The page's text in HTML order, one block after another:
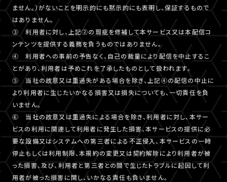
ません。）がないことを明示的にも黙示的にも表明し、保証するもので
はありません。
③ 利用者に対し、上記②の瑕疵を修補して本サービス又は本配信コ
ンテンツを提供する義務を負うものではありません。
④ 利用者への事前の予告なく、自己の裁量により配信を中止するこ
とがあり、利用者は予めこれを了承したものとして扱われます。
⑤ 当社の故意又は重過失がある場合を除き、上記④の配信の中止に
より利用者に生じたいかなる損害又は損失についても、一切責任を負
いません。
⑥ 当社の故意又は重過失による場合を除き、利用者に対し、本サー
ビスの利用に関連して利用者に発生した損害、本サービスの提供に必
要な設備又はシステムへの第三者による不正侵入、本サービスの一時
停止もしくは利用制限、本規約の変更又は契約解除により利用者が被
った損害、及び、利用者と第三者との間で生じたトラブルに起因して利
用者が被った損害に関し、いかなる責任も負いません。